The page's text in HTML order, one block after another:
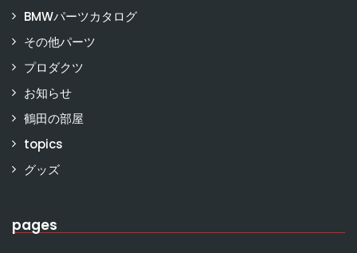
BMWパーツカタログ
その他パーツ
プロダクツ
お知らせ
鶴田の部屋
topics
グッズ
pages